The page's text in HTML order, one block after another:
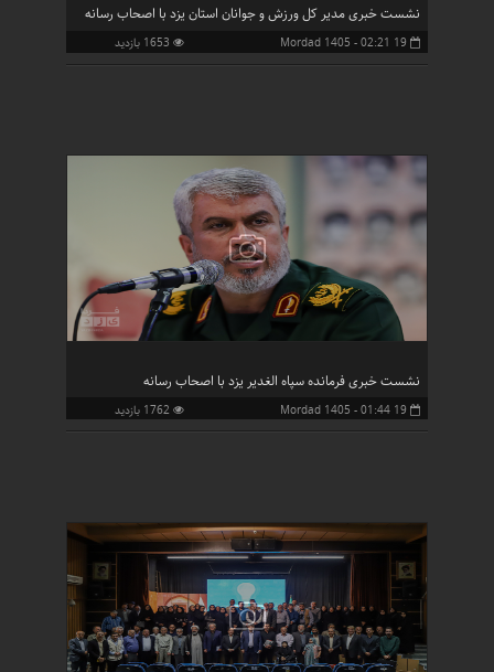
نشست خبری مدیر کل ورزش و جوانان استان یزد با اصحاب رسانه
19 Mordad 1405 - 02:21 1653 بازدید
نشست خبری فرمانده سپاه الغدیر یزد با اصحاب رسانه
19 Mordad 1405 - 01:44 1762 بازدید